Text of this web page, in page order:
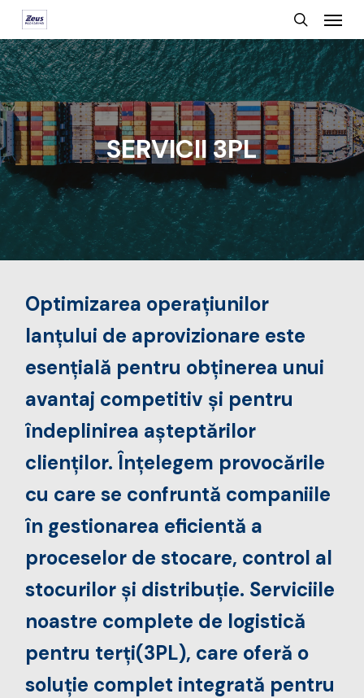
Skip
to
main
content
search
Menu
SERVICII 3PL
Optimizarea operațiunilor
lanțului de aprovizionare este
esențială pentru obținerea unui
avantaj competitiv și pentru
îndeplinirea așteptărilor
clienților. Înțelegem provocările
cu care se confruntă companiile
în gestionarea eficientă a
proceselor de stocare, control al
stocurilor și distribuție. Serviciile
noastre complete de logistică
pentru terți(3PL), care oferă o
soluție complet integrată pentru